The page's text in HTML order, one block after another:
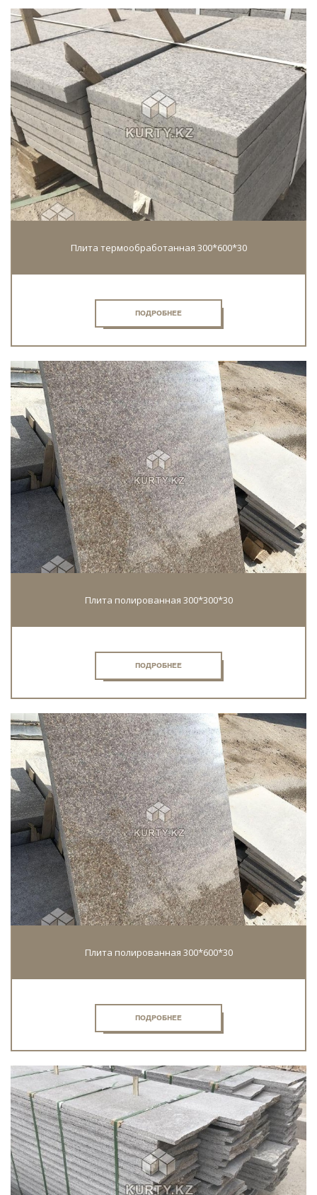
Плита термообработанная 300*600*30
ПОДРОБНЕЕ
Плита полированная 300*300*30
ПОДРОБНЕЕ
Плита полированная 300*600*30
ПОДРОБНЕЕ